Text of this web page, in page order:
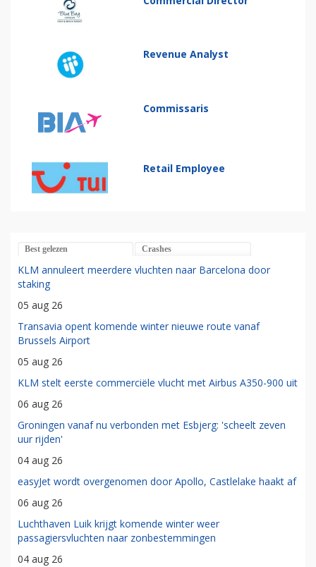
Revenue Analyst
Commissaris
Retail Employee
Best gelezen Crashes
KLM annuleert meerdere vluchten naar Barcelona door
staking
05 aug 26
Transavia opent komende winter nieuwe route vanaf
Brussels Airport
05 aug 26
KLM stelt eerste commerciële vlucht met Airbus A350-900 uit
06 aug 26
Groningen vanaf nu verbonden met Esbjerg: 'scheelt zeven
uur rijden'
04 aug 26
easyJet wordt overgenomen door Apollo, Castlelake haakt af
06 aug 26
Luchthaven Luik krijgt komende winter weer
passagiersvluchten naar zonbestemmingen
04 aug 26